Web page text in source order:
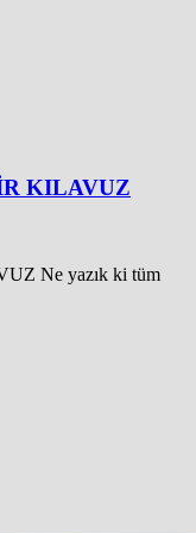
KILAVUZ
Ne yazık ki tüm